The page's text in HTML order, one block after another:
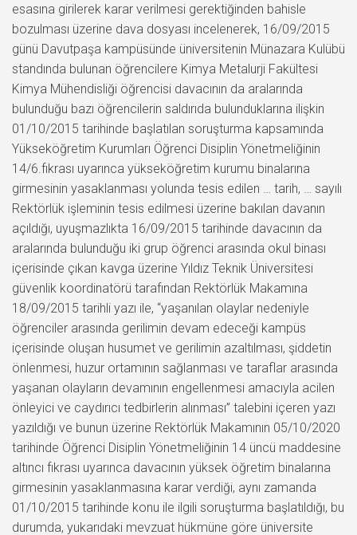
esasına girilerek karar verilmesi gerektiğinden bahisle
bozulması üzerine dava dosyası incelenerek, 16/09/2015
günü Davutpaşa kampüsünde üniversitenin Münazara Kulübü
standında bulunan öğrencilere Kimya Metalurji Fakültesi
Kimya Mühendisliği öğrencisi davacının da aralarında
bulunduğu bazı öğrencilerin saldırıda bulunduklarına ilişkin
01/10/2015 tarihinde başlatılan soruşturma kapsamında
Yükseköğretim Kurumları Öğrenci Disiplin Yönetmeliğinin
14/6.fıkrası uyarınca yükseköğretim kurumu binalarına
girmesinin yasaklanması yolunda tesis edilen … tarih, … sayılı
Rektörlük işleminin tesis edilmesi üzerine bakılan davanın
açıldığı, uyuşmazlıkta 16/09/2015 tarihinde davacının da
aralarında bulunduğu iki grup öğrenci arasında okul binası
içerisinde çıkan kavga üzerine Yıldız Teknik Üniversitesi
güvenlik koordinatörü tarafından Rektörlük Makamına
18/09/2015 tarihli yazı ile, “yaşanılan olaylar nedeniyle
öğrenciler arasında gerilimin devam edeceği kampüs
içerisinde oluşan husumet ve gerilimin azaltılması, şiddetin
önlenmesi, huzur ortamının sağlanması ve taraflar arasında
yaşanan olayların devamının engellenmesi amacıyla acilen
önleyici ve caydırıcı tedbirlerin alınması” talebini içeren yazı
yazıldığı ve bunun üzerine Rektörlük Makamının 05/10/2020
tarihinde Öğrenci Disiplin Yönetmeliğinin 14 üncü maddesine
altıncı fıkrası uyarınca davacının yüksek öğretim binalarına
girmesinin yasaklanmasına karar verdiği, aynı zamanda
01/10/2015 tarihinde konu ile ilgili soruşturma başlatıldığı, bu
durumda, yukarıdaki mevzuat hükmüne göre üniversite